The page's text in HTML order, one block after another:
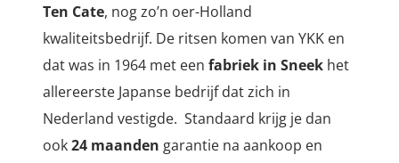
Ten Cate, nog zo’n oer-Holland
kwaliteitsbedrijf. De ritsen komen van YKK en
dat was in 1964 met een fabriek in Sneek het
allereerste Japanse bedrijf dat zich in
Nederland vestigde. Standaard krijg je dan
ook24 maanden garantie na aankoop en